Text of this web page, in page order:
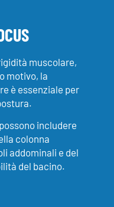
muscolare,
motivo, la
è essenziale per
includere
colonna
addominali e del
del bacino.